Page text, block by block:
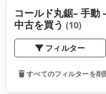
コールド丸鋸– 手
中古を買う (10)
フィルター
すべてのフィルターを削